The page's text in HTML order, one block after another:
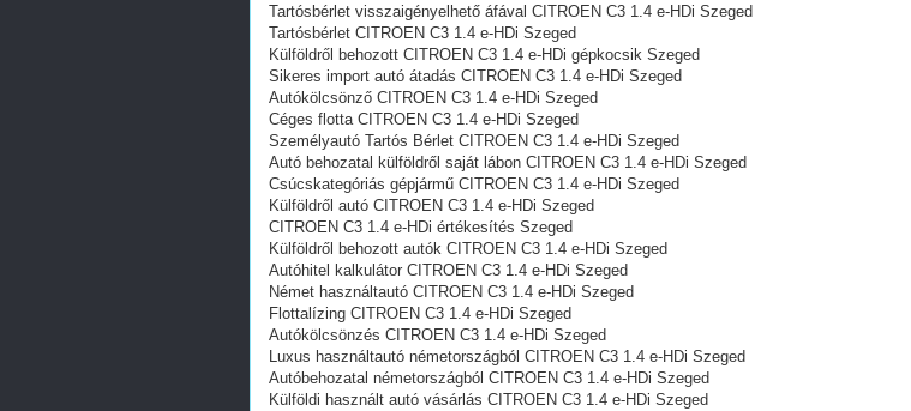
Tartósbérlet visszaigényelhető áfával CITROEN C3 1.4 e-HDi Szeged
Tartósbérlet CITROEN C3 1.4 e-HDi Szeged
Külföldről behozott CITROEN C3 1.4 e-HDi gépkocsik Szeged
Sikeres import autó átadás CITROEN C3 1.4 e-HDi Szeged
Autókölcsönző CITROEN C3 1.4 e-HDi Szeged
Céges flotta CITROEN C3 1.4 e-HDi Szeged
Személyautó Tartós Bérlet CITROEN C3 1.4 e-HDi Szeged
Autó behozatal külföldről saját lábon CITROEN C3 1.4 e-HDi Szeged
Csúcskategóriás gépjármű CITROEN C3 1.4 e-HDi Szeged
Külföldről autó CITROEN C3 1.4 e-HDi Szeged
CITROEN C3 1.4 e-HDi értékesítés Szeged
Külföldről behozott autók CITROEN C3 1.4 e-HDi Szeged
Autóhitel kalkulátor CITROEN C3 1.4 e-HDi Szeged
Német használtautó CITROEN C3 1.4 e-HDi Szeged
Flottalízing CITROEN C3 1.4 e-HDi Szeged
Autókölcsönzés CITROEN C3 1.4 e-HDi Szeged
Luxus használtautó németországból CITROEN C3 1.4 e-HDi Szeged
Autóbehozatal németországból CITROEN C3 1.4 e-HDi Szeged
Külföldi használt autó vásárlás CITROEN C3 1.4 e-HDi Szeged